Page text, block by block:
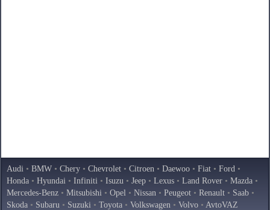
Audi • BMW • Chery • Chevrolet • Citroen • Daewoo • Fiat • Ford •
Honda • Hyundai • Infiniti • Isuzu • Jeep • Lexus • Land Rover • Mazda •
Mercedes-Benz • Mitsubishi • Opel • Nissan • Peugeot • Renault • Saab •
Skoda • Subaru • Suzuki • Toyota • Volkswagen • Volvo • AvtoVAZ